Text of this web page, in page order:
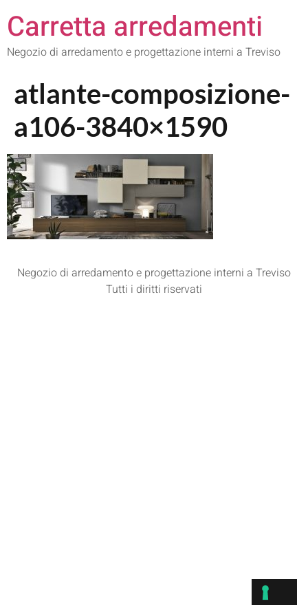
Carretta arredamenti
Negozio di arredamento e progettazione interni a Treviso
atlante-composizione-
a106-3840×1590
Negozio di arredamento e progettazione interni a Treviso
Tutti i diritti riservati